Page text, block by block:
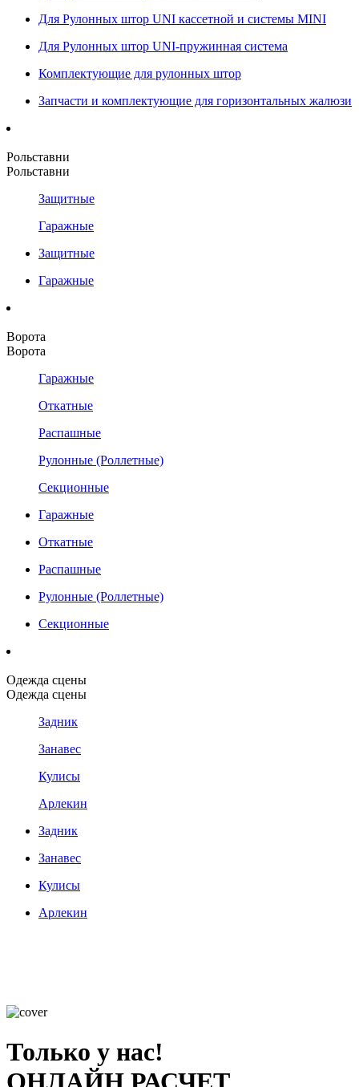
Для Рулонных штор UNI кассетной и системы MINI
Для Рулонных штор UNI-пружинная система
Комплектующие для рулонных штор
Запчасти и комплектующие для горизонтальных жалюзи
Рольставни
Рольставни
Защитные
Гаражные
Защитные
Гаражные
Ворота
Ворота
Гаражные
Откатные
Распашные
Рулонные (Роллетные)
Секционные
Гаражные
Откатные
Распашные
Рулонные (Роллетные)
Секционные
Одежда сцены
Одежда сцены
Задник
Занавес
Кулисы
Арлекин
Задник
Занавес
Кулисы
Арлекин
Только у нас!
ОНЛАЙН РАСЧЕТ